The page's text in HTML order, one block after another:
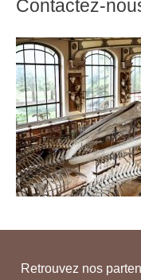
Contactez-
Retrouvez nos